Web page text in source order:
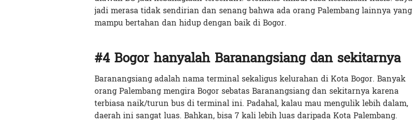
jadi merasa tidak sendirian dan senang bahwa ada orang Palembang lainnya yang
mampu bertahan dan hidup dengan baik di Bogor.
#4 Bogor hanyalah Baranangsiang dan sekitarnya
Baranangsiang adalah nama terminal sekaligus kelurahan di Kota Bogor. Banyak
orang Palembang mengira Bogor sebatas Baranangsiang dan sekitarnya karena
terbiasa naik/turun bus di terminal ini. Padahal, kalau mau mengulik lebih dalam,
daerah ini sangat luas. Bahkan, bisa 7 kali lebih luas daripada Kota Palembang.